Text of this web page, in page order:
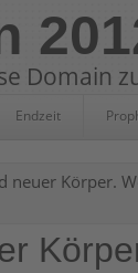
Domain
Endzeit
neuer Körper.